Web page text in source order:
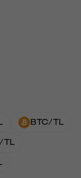
BTC/TL
TL